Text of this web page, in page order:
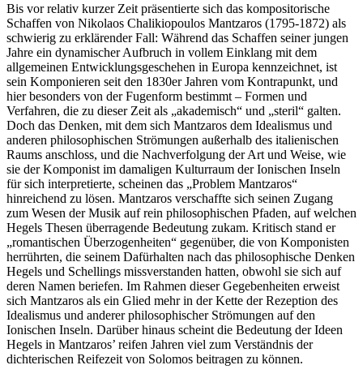
Bis vor relativ kurzer Zeit präsentierte sich das kompositorische
Schaffen von Nikolaos Chalikiopoulos Mantzaros (1795-1872) als
schwierig zu erklärender Fall: Während das Schaffen seiner jungen
Jahre ein dynamischer Aufbruch in vollem Einklang mit dem
allgemeinen Entwicklungsgeschehen in Europa kennzeichnet, ist
sein Komponieren seit den 1830er Jahren vom Kontrapunkt, und
hier besonders von der Fugenform bestimmt – Formen und
Verfahren, die zu dieser Zeit als „akademisch“ und „steril“ galten.
Doch das Denken, mit dem sich Mantzaros dem Idealismus und
anderen philosophischen Strömungen außerhalb des italienischen
Raums anschloss, und die Nachverfolgung der Art und Weise, wie
sie der Komponist im damaligen Kulturraum der Ionischen Inseln
für sich interpretierte, scheinen das „Problem Mantzaros“
hinreichend zu lösen. Mantzaros verschaffte sich seinen Zugang
zum Wesen der Musik auf rein philosophischen Pfaden, auf welchen
Hegels Thesen überragende Bedeutung zukam. Kritisch stand er
„romantischen Überzogenheiten“ gegenüber, die von Komponisten
herrührten, die seinem Dafürhalten nach das philosophische Denken
Hegels und Schellings missverstanden hatten, obwohl sie sich auf
deren Namen beriefen. Im Rahmen dieser Gegebenheiten erweist
sich Mantzaros als ein Glied mehr in der Kette der Rezeption des
Idealismus und anderer philosophischer Strömungen auf den
Ionischen Inseln. Darüber hinaus scheint die Bedeutung der Ideen
Hegels in Mantzaros’ reifen Jahren viel zum Verständnis der
dichterischen Reifezeit von Solomos beitragen zu können.